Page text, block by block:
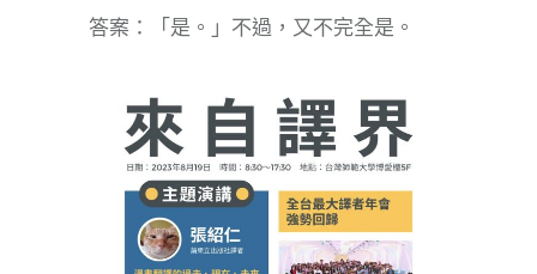
答案：「是。」不過，又不完全是。